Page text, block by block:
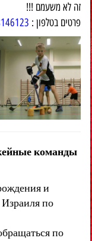
זה לא משעמם !!!
פרטים בטלפון :
команды
и
Израиля по
по